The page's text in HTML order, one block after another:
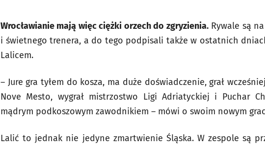
Wrocławianie mają więc ciężki orzech do zgryzienia.Rywale są
i świetnego trenera, a do tego podpisali także w ostatnich
Lalicem.
– Jure gra tyłem do kosza, ma duże doświadczenie, grał
Nove Mesto, wygrał mistrzostwo Ligi Adriatyckiej i Puchar
mądrym podkoszowym zawodnikiem – mówi o swoim nowym
Lalić to jednak nie jedyne zmartwienie Śląska. W zespole są